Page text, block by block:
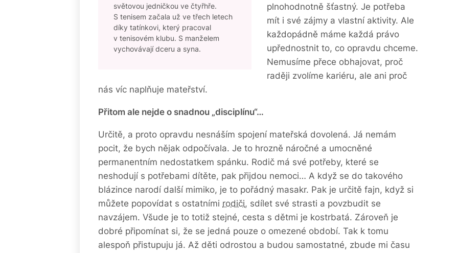
světovou jedničkou ve čtyřhře.
S tenisem začala už ve třech letech
díky tatínkovi, který pracoval
v tenisovém klubu. S manželem
vychovávají dceru a syna.
plnohodnotně šťastný. Je potřeba
mít i své zájmy a vlastní aktivity. Ale
každopádně máme každá právo
upřednostnit to, co opravdu chceme.
Nemusíme přece obhajovat, proč
raději zvolíme kariéru, ale ani proč
nás víc naplňuje mateřství.
Přitom ale nejde o snadnou „disciplínu“…
Určitě, a proto opravdu nesnáším spojení mateřská dovolená. Já nemám
pocit, že bych nějak odpočívala. Je to hrozně náročné a umocněné
permanentním nedostatkem spánku. Rodič má své potřeby, které se
neshodují s potřebami dítěte, pak přijdou nemoci… A když se do takového
blázince narodí další mimiko, je to pořádný masakr. Pak je určitě fajn, když si
můžete popovídat s ostatními rodiči, sdílet své strasti a povzbudit se
navzájem. Všude je to totiž stejné, cesta s dětmi je kostrbatá. Zároveň je
dobré připomínat si, že se jedná pouze o omezené období. Tak k tomu
alespoň přistupuju já. Až děti odrostou a budou samostatné, zbude mi času